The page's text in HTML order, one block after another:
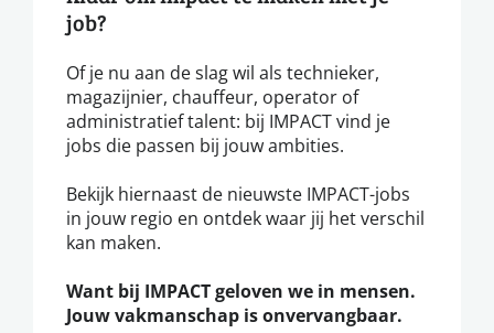
job?
Of je nu aan de slag wil als technieker,
magazijnier, chauffeur, operator of
administratief talent: bij IMPACT vind je
jobs die passen bij jouw ambities.
Bekijk hiernaast de nieuwste IMPACT-jobs
in jouw regio en ontdek waar jij het verschil
kan maken.
Want bij IMPACT geloven we in mensen.
Jouw vakmanschap is onvervangbaar.